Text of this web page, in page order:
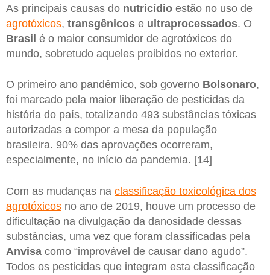
As principais causas do nutricídio estão no uso de
agrotóxicos, transgênicos e ultraprocessados. O
Brasil é o maior consumidor de agrotóxicos do
mundo, sobretudo aqueles proibidos no exterior.
O primeiro ano pandêmico, sob governo Bolsonaro,
foi marcado pela maior liberação de pesticidas da
história do país, totalizando 493 substâncias tóxicas
autorizadas a compor a mesa da população
brasileira. 90% das aprovações ocorreram,
especialmente, no início da pandemia. [14]
Com as mudanças na classificação toxicológica dos
agrotóxicos no ano de 2019, houve um processo de
dificultação na divulgação da danosidade dessas
substâncias, uma vez que foram classificadas pela
Anvisa como “improvável de causar dano agudo”.
Todos os pesticidas que integram esta classificação